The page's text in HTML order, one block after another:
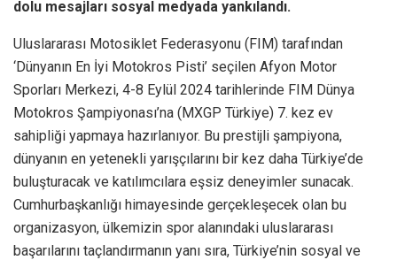
dolu mesajları sosyal medyada yankılandı.
Uluslararası Motosiklet Federasyonu (FIM) tarafından
‘Dünyanın En İyi Motokros Pisti’ seçilen Afyon Motor
Sporları Merkezi, 4-8 Eylül 2024 tarihlerinde FIM Dünya
Motokros Şampiyonası’na (MXGP Türkiye) 7. kez ev
sahipliği yapmaya hazırlanıyor. Bu prestijli şampiyona,
dünyanın en yetenekli yarışçılarını bir kez daha Türkiye’de
buluşturacak ve katılımcılara eşsiz deneyimler sunacak.
Cumhurbaşkanlığı himayesinde gerçekleşecek olan bu
organizasyon, ülkemizin spor alanındaki uluslararası
başarılarını taçlandırmanın yanı sıra, Türkiye’nin sosyal ve